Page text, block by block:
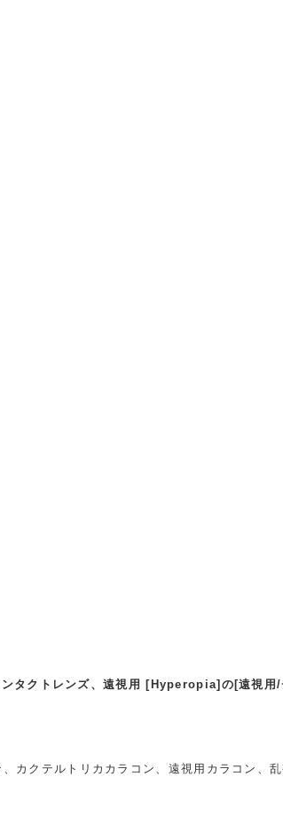
タクトレンズ、遠視用 [Hyperopia]の[遠視用
カクテルトリカカラコン、遠視用カラコン、